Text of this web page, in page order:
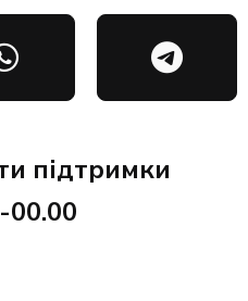
підтримки
00.00